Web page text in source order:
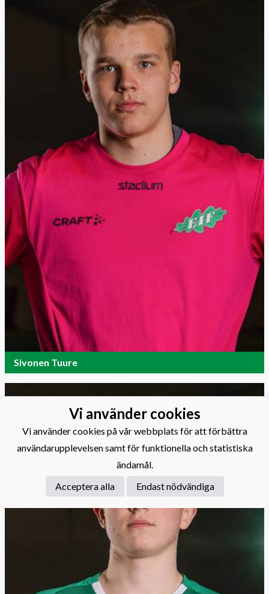
Sivonen Tuure
Vi använder cookies
Vi använder cookies på vår webbplats för att förbättra
användarupplevelsen samt för funktionella och statistiska
ändamål.
Acceptera alla
Endast nödvändiga